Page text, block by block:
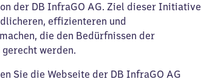
der DB InfraGO AG. Ziel dieser Initiative
effizienteren und
die den Bedürfnissen der
werden.
Sie die Webseite der DB InfraGO AG